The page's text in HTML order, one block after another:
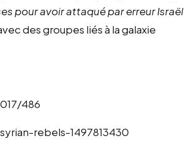
pour avoir attaqué par erreur Israël
des groupes liés à la galaxie
486
rebels-1497813430